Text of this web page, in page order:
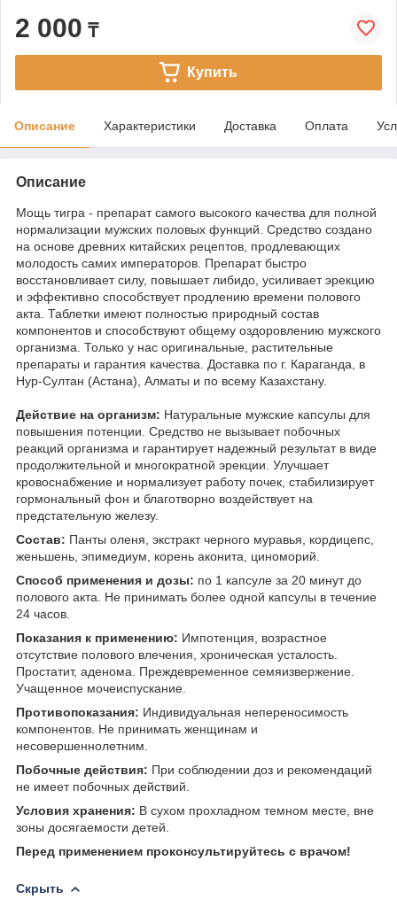
2 000 ₸
Купить
Описание Характеристики Доставка Оплата
Описание
Мощь тигра - препарат самого высокого качества для полной
нормализации мужских половых функций. Средство создано
на основе древних китайских рецептов, продлевающих
молодость самих императоров. Препарат быстро
восстановливает силу, повышает либидо, усиливает эрекцию
и эффективно способствует продлению времени полового
акта. Таблетки имеют полностью природный состав
компонентов и способствуют общему оздоровлению мужского
организма. Только у нас оригинальные, растительные
препараты и гарантия качества. Доставка по г. Караганда, в
Нур-Султан (Астана), Алматы и по всему Казахстану.
Действие на организм: Натуральные мужские капсулы для
повышения потенции. Средство не вызывает побочных
реакций организма и гарантирует надежный результат в виде
продолжительной и многократной эрекции. Улучшает
кровоснабжение и нормализует работу почек, стабилизирует
гормональный фон и благотворно воздействует на
предстательную железу.
Состав: Панты оленя, экстракт черного муравья, кордицепс,
женьшень, эпимедиум, корень аконита, циноморий.
Способ применения и дозы: по 1 капсуле за 20 минут до
полового акта. Не принимать более одной капсулы в течение
24 часов.
Показания к применению: Импотенция, возрастное
отсутствие полового влечения, хроническая усталость.
Простатит, аденома. Преждевременное семяизвержение.
Учащенное мочеиспускание.
Противопоказания: Индивидуальная непереносимость
компонентов. Не принимать женщинам и
несовершеннолетним.
Побочные действия: При соблюдении доз и рекомендаций
не имеет побочных действий.
Условия хранения: В сухом прохладном темном месте, вне
зоны досягаемости детей.
Перед применением проконсультируйтесь с врачом!
Скрыть